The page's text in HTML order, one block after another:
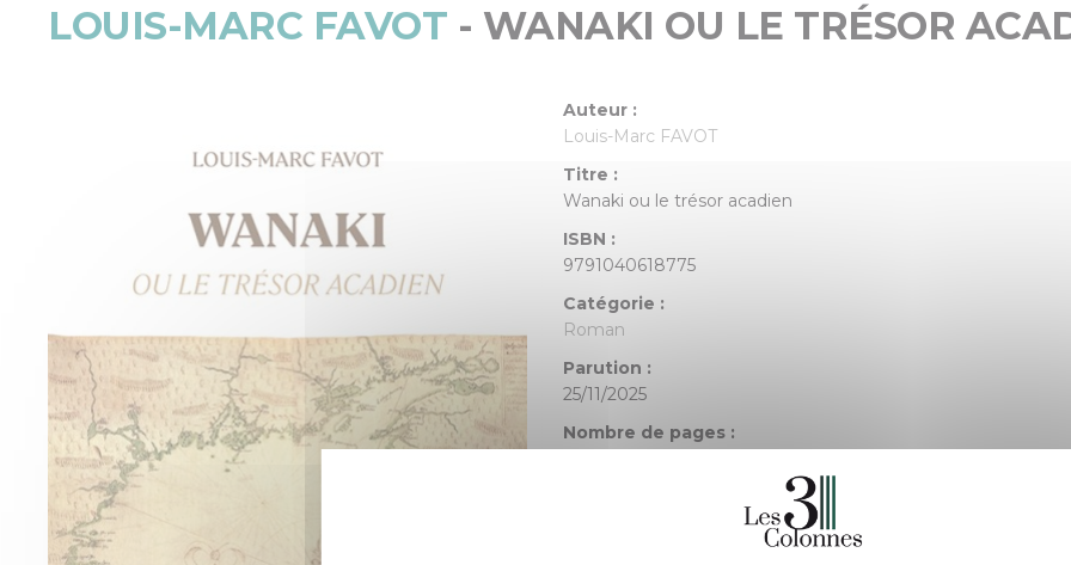
LOUIS-MARC FAVOT - WANAKI OU LE TRÉSOR
Auteur :
Louis-Marc FAVOT
Titre :
Wanaki ou le trésor acadien
ISBN :
9791040618775
Catégorie :
Roman
Parution :
25/11/2025
Nombre de pages :
En 1604, Samuel de Champlain fonde la première colonie